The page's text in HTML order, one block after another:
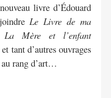
livre d’Édouard
Le Livre de ma
La Mère et l’enfant
tant d’autres ouvrages
rang d’art…